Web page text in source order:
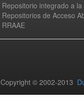
Repositorio integrado a la
Repositorios de Acceso
RRAAE
Copyright © 2002-2013